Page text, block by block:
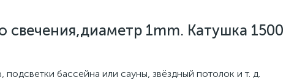
1mm. Катушка 1500
бассейна или сауны, звёздный потолок и т. д.